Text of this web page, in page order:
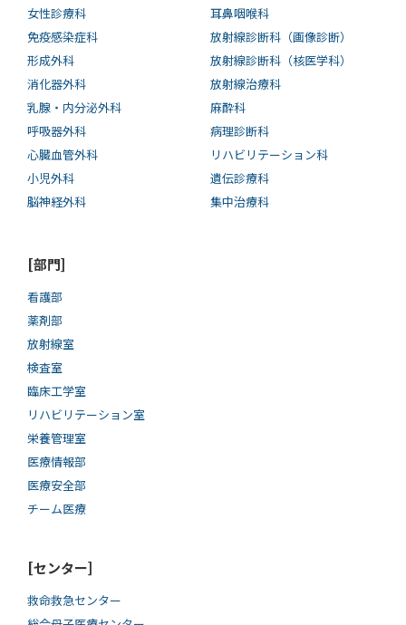
女性診療科
免疫感染症科
形成外科
消化器外科
乳腺・内分泌外科
呼吸器外科
心臓血管外科
小児外科
脳神経外科
耳鼻咽喉科
放射線診断科（画像診断）
放射線診断科（核医学科）
放射線治療科
麻酔科
病理診断科
リハビリテーション科
遺伝診療科
集中治療科
[部門]
看護部
薬剤部
放射線室
検査室
臨床工学室
リハビリテーション室
栄養管理室
医療情報部
医療安全部
チーム医療
[センター]
救命救急センター